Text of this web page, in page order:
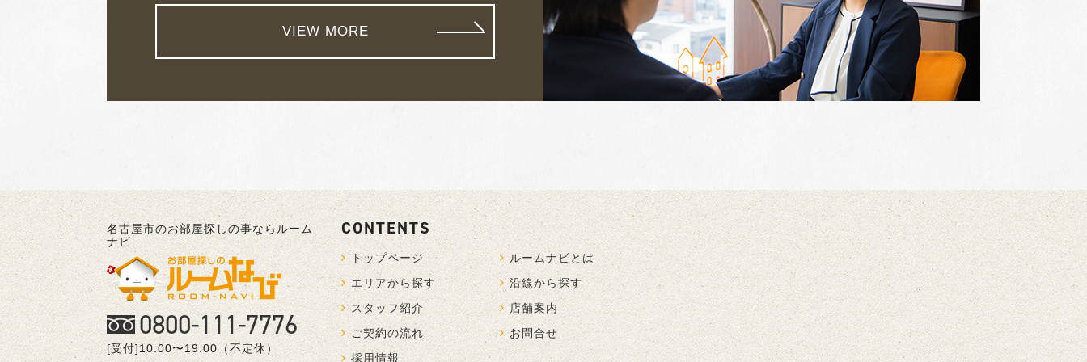
VIEW MORE
名古屋市のお部屋探しの事ならルーム
ナビ
0800-111-7776
[受付]10:00〜19:00（不定休）
CONTENTS
トップページ
ルームナビとは
エリアから探す
沿線から探す
スタッフ紹介
店舗案内
ご契約の流れ
お問合せ
採用情報